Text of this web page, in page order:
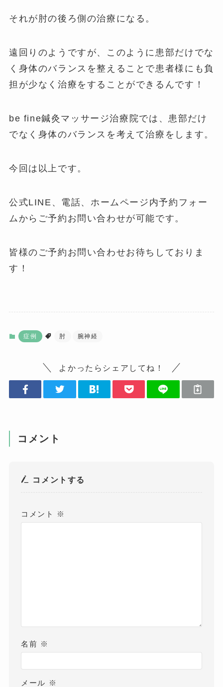
それが肘の後ろ側の治療になる。
遠回りのようですが、このように患部だけでな
く身体のバランスを整えることで患者様にも負
担が少なく治療をすることができるんです！
be fine鍼灸マッサージ治療院では、患部だけ
でなく身体のバランスを考えて治療をします。
今回は以上です。
公式LINE、電話、ホームページ内予約フォー
ムからご予約お問い合わせが可能です。
皆様のご予約お問い合わせお待ちしておりま
す！
症例 肘 腕神経
よかったらシェアしてね！
コメント
コメントする
コメント ※
名前 ※
メール ※